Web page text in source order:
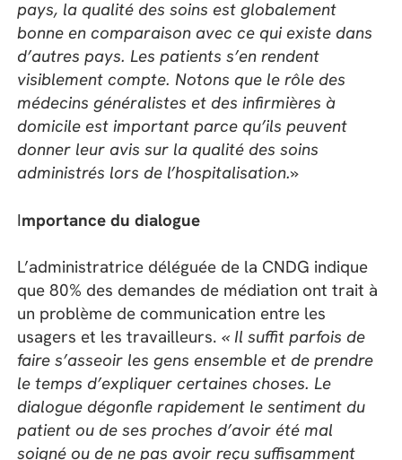
pays, la qualité des soins est globalement
bonne en comparaison avec ce qui existe dans
d’autres pays. Les patients s’en rendent
visiblement compte. Notons que le rôle des
médecins généralistes et des infirmières à
domicile est important parce qu’ils peuvent
donner leur avis sur la qualité des soins
administrés lors de l’hospitalisation.»
Importance du dialogue
L’administratrice déléguée de la CNDG indique
que 80% des demandes de médiation ont trait à
un problème de communication entre les
usagers et les travailleurs.« Il suffit parfois de
faire s’asseoir les gens ensemble et de prendre
le temps d’expliquer certaines choses. Le
dialogue dégonfle rapidement le sentiment du
patient ou de ses proches d’avoir été mal
soigné ou de ne pas avoir reçu suffisamment